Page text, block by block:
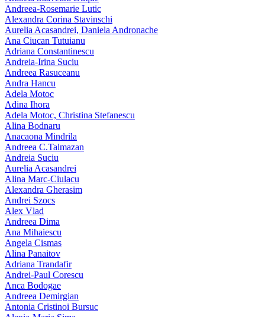
Andreea-Rosemarie Lutic
Alexandra Corina Stavinschi
Aurelia Acasandrei, Daniela Andronache
Ana Ciucan Tutuianu
Adriana Constantinescu
Andreia-Irina Suciu
Andreea Rasuceanu
Andra Hancu
Adela Motoc
Adina Ihora
Adela Motoc, Christina Stefanescu
Alina Bodnaru
Anacaona Mindrila
Andreea C.Talmazan
Andreia Suciu
Aurelia Acasandrei
Alina Marc-Ciulacu
Alexandra Gherasim
Andrei Szocs
Alex Vlad
Andreea Dima
Ana Mihaiescu
Angela Cismas
Alina Panaitov
Adriana Trandafir
Andrei-Paul Corescu
Anca Bodogae
Andreea Demirgian
Antonia Cristinoi Bursuc